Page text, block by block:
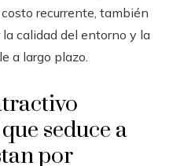
recurrente, también
calidad del entorno y la
a largo plazo.
seduce a
por